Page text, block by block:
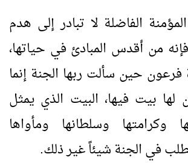
الفاضلة لا تبادر إلى هدم
من أقدس المبادئ في حياتها،
حين سألت ربها الجنة إنما
بيت فيها، البيت الذي يمثل
وكرامتها وسلطانها ومأواها
في الجنة شيئاً غير ذلك.